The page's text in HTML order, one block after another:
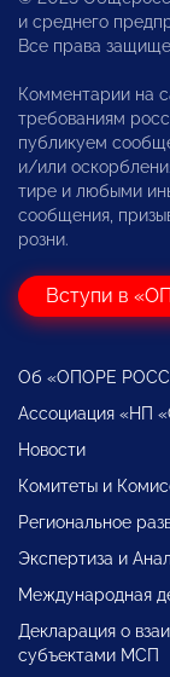
и среднего
Все права
Комментарии на
требованиям
публикуем
и/или
тире и любыми
сообщения,
розни.
Вступи в
Об «ОПОРЕ
Ассоциация «НП
Новости
Комитеты и
Региональное
Экспертиза и
Международная
Декларация о
субъектами МСП